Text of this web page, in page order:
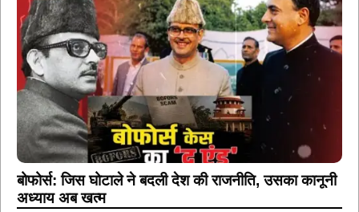
बोफोर्स: जिस घोटाले ने बदली देश की राजनीति, उसका कानूनी
अध्याय अब खत्म